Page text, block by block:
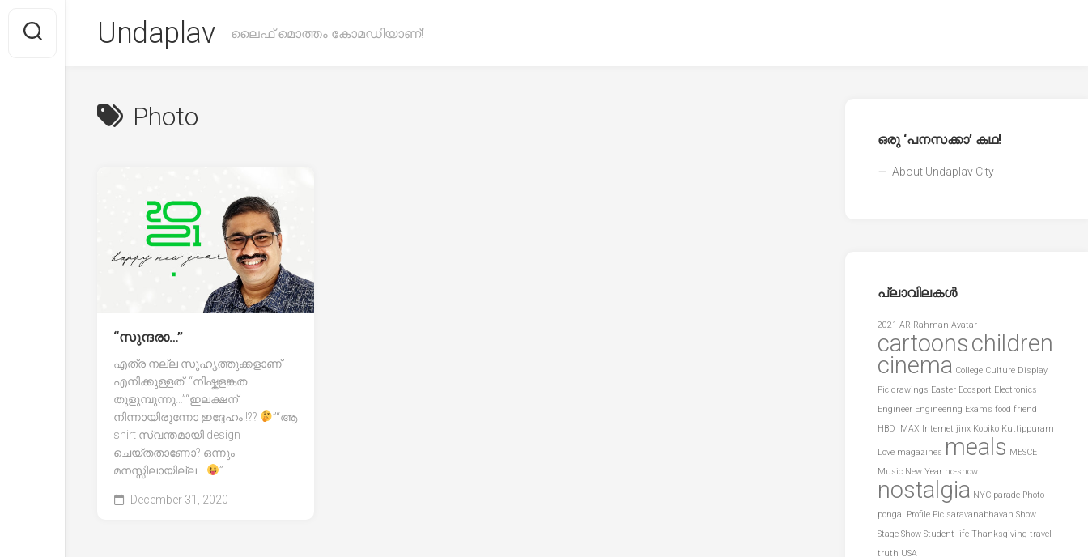
content
Undaplav ലൈഫ് മൊത്തം കോമഡിയാണ്!
Photo
“സുന്ദരാ…”
എത്ര നല്ല സുഹൃത്തുക്കളാണ്
എനിക്കുള്ളത്! “നിഷ്കളങ്കത
തുളുമ്പുന്നു…”“ഇലക്ഷന്
നിന്നായിരുന്നോ ഇദ്ദേഹം!!??
”“ആ
shirt സ്വന്തമായി design
ചെയ്തതാണോ? ഒന്നും
മനസ്സിലായില്ല…
”
December 31, 2020
ഒരു ‘പനസക്കാ’ കഥ!
About Undaplav City
പ്ലാവിലകൾ
2021 AR Rahman Avatar
cartoonschildren
cinema College Culture Display
Pic drawings Easter Ecosport Electronics
Engineer Engineering Exams food friend
HBD IMAX Internet jinx Kopiko Kuttippuram
Love magazines meals MESCE
Music New Year no-show
nostalgia NYC parade Photo
pongal Profile Pic saravanabhavan Show
Stage Show Student life Thanksgiving travel
truth USA